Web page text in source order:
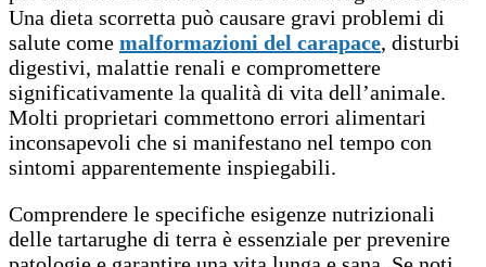
Una dieta scorretta può causare gravi problemi di
salute come malformazioni del carapace, disturbi
digestivi, malattie renali e compromettere
significativamente la qualità di vita dell’animale.
Molti proprietari commettono errori alimentari
inconsapevoli che si manifestano nel tempo con
sintomi apparentemente inspiegabili.
Comprendere le specifiche esigenze nutrizionali
delle tartarughe di terra è essenziale per prevenire